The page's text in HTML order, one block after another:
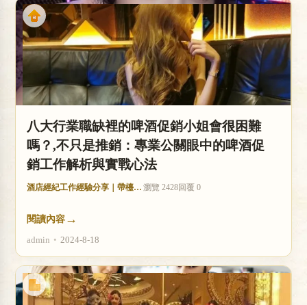
八大行業職缺裡的啤酒促銷小姐會很困難
嗎？,不只是推銷：專業公關眼中的啤酒促
銷工作解析與實戰心法
酒店經紀工作經驗分享｜帶檯技巧與收入分析 瀏覽 2428回覆 0
閱讀內容 →
admin • 2024-8-18